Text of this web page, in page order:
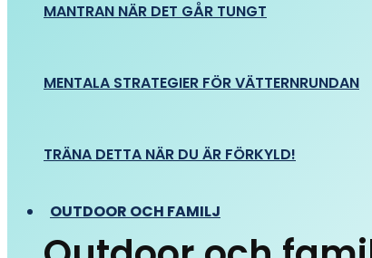
MANTRAN NÄR DET GÅR TUNGT
MENTALA STRATEGIER FÖR VÄTTERNRUNDAN
TRÄNA DETTA NÄR DU ÄR FÖRKYLD!
OUTDOOR OCH FAMILJ